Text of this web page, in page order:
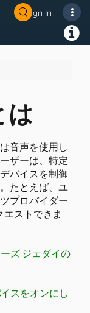
Sign In
は
音声を使用し
ザーは、特定
バイスを制御
たとえば、ユ
プロバイダー
ストできま
ズ ジェダイの
スをオンにし